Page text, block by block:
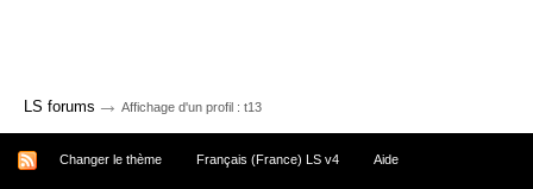
LS forums → Affichage d'un profil : t13
Changer le thème Français (France) LS v4 Aide